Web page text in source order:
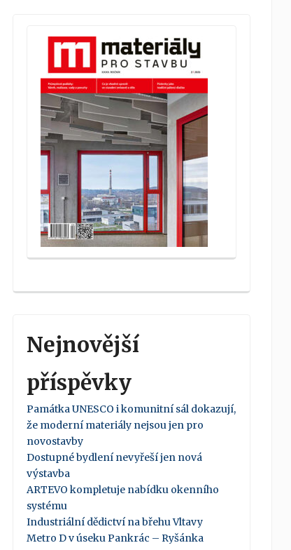
Nejnovější
příspěvky
Památka UNESCO i komunitní sál dokazují,
že moderní materiály nejsou jen pro
novostavby
Dostupné bydlení nevyřeší jen nová
výstavba
ARTEVO kompletuje nabídku okenního
systému
Industriální dědictví na břehu Vltavy
Metro D v úseku Pankrác – Ryšánka